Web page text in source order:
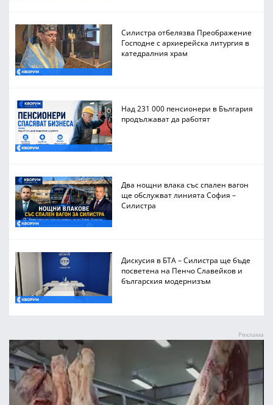
Силистра отбелязва Преображение
Господне с архиерейска литургия в
катедралния храм
Над 231 000 пенсионери в България
продължават да работят
Два нощни влака със спален вагон
ще обслужват линията София –
Силистра
Дискусия в БТА – Силистра ще бъде
посветена на Пенчо Славейков и
българския модернизъм